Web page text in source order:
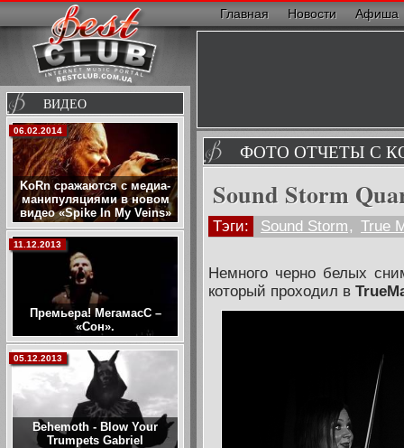
Главная Новости Афиша
ВИДЕО
KoRn сражаются с медиа-
манипуляциями в новом
видео «Spike In My Veins»
06.02.2014
Премьера! МегамасС –
«Сон».
11.12.2013
Behemoth - Blow Your
Trumpets Gabriel
05.12.2013
ФОТО ОТЧЕТЫ С
Sound Storm
Тэги: Sound Storm, True
Немного черно белых
который проходил в